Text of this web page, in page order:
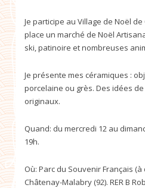
Je participe au Village de Noël
place un marché de Noël
ski, patinoire et nombreuses
Je présente mes céramiques :
porcelaine ou grès. Des idées
originaux.
Quand: du mercredi 12 au
19h.
Où: Parc du Souvenir Français (à
Châtenay-Malabry (92). RER B